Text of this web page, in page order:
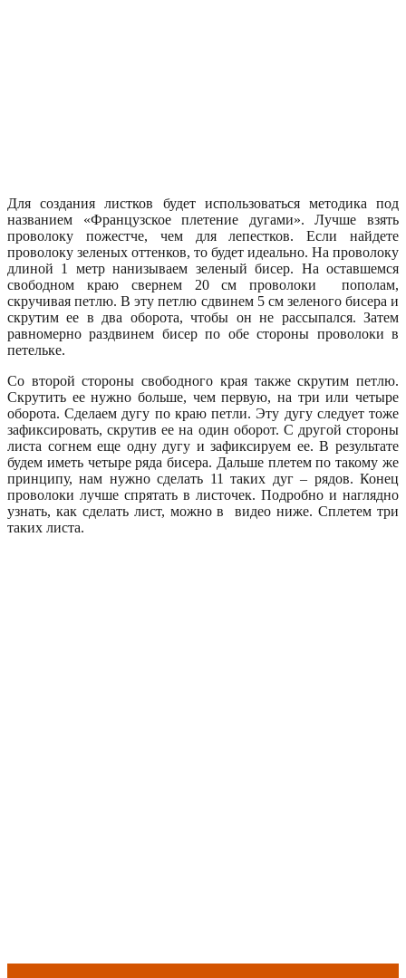
Для создания листков будет использоваться методика под
названием «Французское плетение дугами». Лучше взять
проволоку пожестче, чем для лепестков. Если найдете
проволоку зеленых оттенков, то будет идеально. На проволоку
длиной 1 метр нанизываем зеленый бисер. На оставшемся
свободном краю свернем 20 см проволоки пополам,
скручивая петлю. В эту петлю сдвинем 5 см зеленого бисера и
скрутим ее в два оборота, чтобы он не рассыпался. Затем
равномерно раздвинем бисер по обе стороны проволоки в
петельке.
Со второй стороны свободного края также скрутим петлю.
Скрутить ее нужно больше, чем первую, на три или четыре
оборота. Сделаем дугу по краю петли. Эту дугу следует тоже
зафиксировать, скрутив ее на один оборот. С другой стороны
листа согнем еще одну дугу и зафиксируем ее. В результате
будем иметь четыре ряда бисера. Дальше плетем по такому же
принципу, нам нужно сделать 11 таких дуг – рядов. Конец
проволоки лучше спрятать в листочек. Подробно и наглядно
узнать, как сделать лист, можно в видео ниже. Сплетем три
таких листа.